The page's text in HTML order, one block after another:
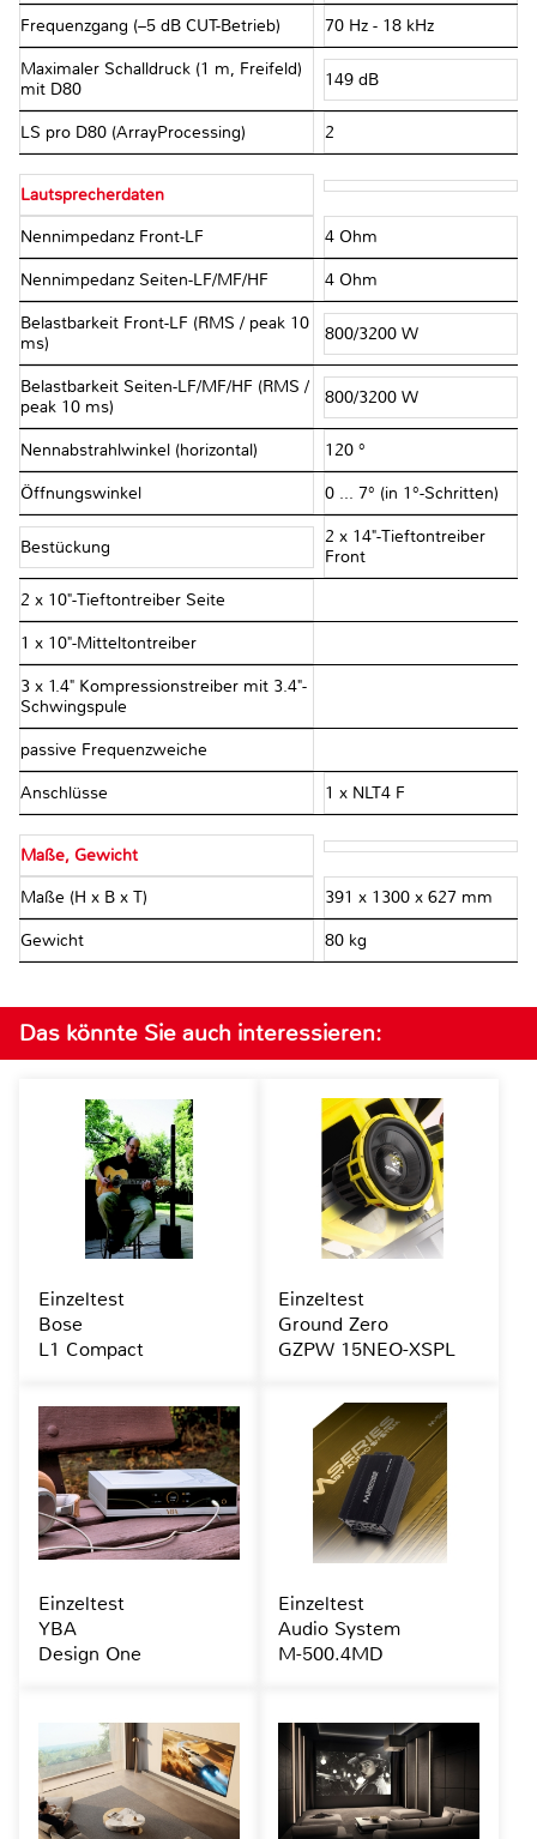
Frequenzgang (–5 dB CUT-Betrieb) 70 Hz - 18 kHz
Maximaler Schalldruck (1 m, Freifeld)
mit D80
149 dB
LS pro D80 (ArrayProcessing) 2
Lautsprecherdaten
Nennimpedanz Front-LF 4 Ohm
Nennimpedanz Seiten-LF/MF/HF 4 Ohm
Belastbarkeit Front-LF (RMS / peak 10
ms)
800/3200 W
Belastbarkeit Seiten-LF/MF/HF (RMS /
peak 10 ms)
800/3200 W
Nennabstrahlwinkel (horizontal) 120 °
Öffnungswinkel 0 … 7° (in 1°-Schritten)
Bestückung
2 x 14"-Tieftontreiber
Front
2 x 10"-Tieftontreiber Seite
1 x 10"-Mitteltontreiber
3 x 1.4" Kompressionstreiber mit 3.4"-
Schwingspule
passive Frequenzweiche
Anschlüsse 1 x NLT4 F
Maße, Gewicht
Maße (H x B x T) 391 x 1300 x 627 mm
Gewicht 80 kg
Das könnte Sie auch interessieren:
Einzeltest
Bose
L1 Compact
Einzeltest
Ground Zero
GZPW 15NEO-XSPL
Einzeltest
YBA
Design One
Einzeltest
Audio System
M-500.4MD